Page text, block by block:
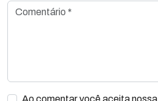
Comentário *
Ao comentar você aceita nossa